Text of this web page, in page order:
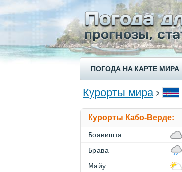
ПОГОДА НА КАРТЕ МИРА
Курорты мира
Курорты Кабо-Верде:
Боавишта
Брава
Майу